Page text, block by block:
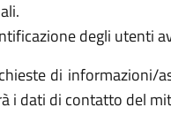
degli utenti
di informazioni/
i dati di contatto del